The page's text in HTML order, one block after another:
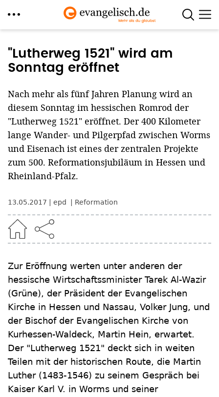
zum
Inhalt
"Lutherweg 1521" wird am
Sonntag eröffnet
Nach mehr als fünf Jahren Planung wird an
diesem Sonntag im hessischen Romrod der
"Lutherweg 1521" eröffnet. Der 400 Kilometer
lange Wander- und Pilgerpfad zwischen Worms
und Eisenach ist eines der zentralen Projekte
zum 500. Reformationsjubiläum in Hessen und
Rheinland-Pfalz.
13.05.2017 epd Reformation
Zur Eröffnung werten unter anderen der
hessische Wirtschaftssminister Tarek Al-Wazir
(Grüne), der Präsident der Evangelischen
Kirche in Hessen und Nassau, Volker Jung, und
der Bischof der Evangelischen Kirche von
Kurhessen-Waldeck, Martin Hein, erwartet.
Der "Lutherweg 1521" deckt sich in weiten
Teilen mit der historischen Route, die Martin
Luther (1483-1546) zu seinem Gespräch bei
Kaiser Karl V. in Worms und seiner